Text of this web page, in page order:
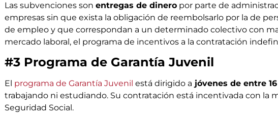
Las subvenciones son entregas de dinero por parte de
empresas sin que exista la obligación de reembolsarlo por la de
de empleo y que correspondan a un determinado colectivo con
mercado laboral, el programa de incentivos a la contratación
#3 Programa de Garantía Juvenil
El programa de Garantía Juvenil está dirigido a jóvenes de entre
trabajando ni estudiando. Su contratación está incentivada con la
Seguridad Social.